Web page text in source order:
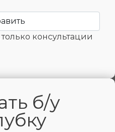
консультации
б/у